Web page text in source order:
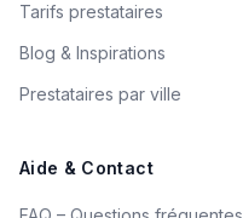
Tarifs prestataires
Blog & Inspirations
Prestataires par ville
Aide & Contact